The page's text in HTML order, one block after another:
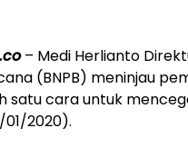
– Medi Herlianto
(BNPB) meninjau
satu cara untuk
01/2020).